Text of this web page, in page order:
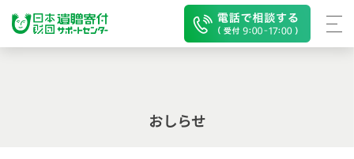
おしらせ